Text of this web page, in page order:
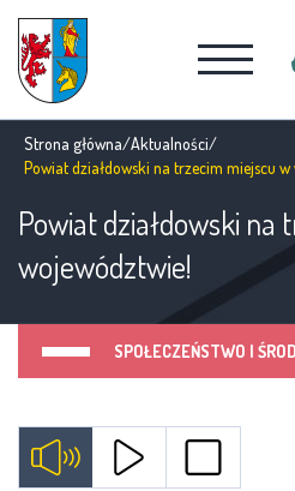
Strona główna/Aktualności/
Powiat działdowski na trzecim miejscu w
Powiat działdowski
województwie!
SPOŁECZEŃSTWO I